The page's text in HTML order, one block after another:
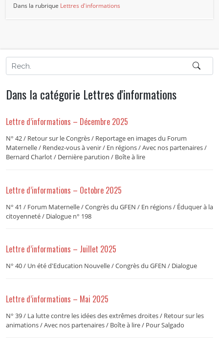
Dans la rubrique Lettres d'informations
Dans la catégorie Lettres d'informations
Lettre d’informations – Décembre 2025
N° 42 / Retour sur le Congrès / Reportage en images du Forum
Maternelle / Rendez-vous à venir / En régions / Avec nos partenaires /
Bernard Charlot / Dernière parution / Boîte à lire
Lettre d’informations – Octobre 2025
N° 41 / Forum Maternelle / Congrès du GFEN / En régions / Éduquer à la
citoyenneté / Dialogue n° 198
Lettre d’informations – Juillet 2025
N° 40 / Un été d'Education Nouvelle / Congrès du GFEN / Dialogue
Lettre d’informations – Mai 2025
N° 39 / La lutte contre les idées des extrêmes droites / Retour sur les
animations / Avec nos partenaires / Boîte à lire / Pour Salgado